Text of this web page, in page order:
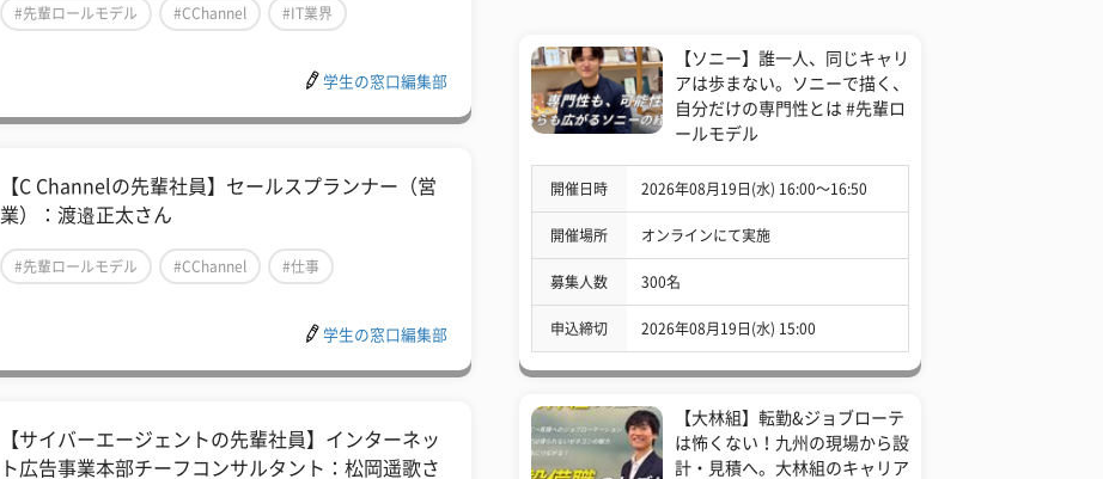
#先輩ロールモデル #CChannel #IT業界
学生の窓口編集部
【C Channelの先輩社員】セールスプランナー（営
業）：渡邉正太さん
#先輩ロールモデル #CChannel #仕事
学生の窓口編集部
【サイバーエージェントの先輩社員】インターネッ
ト広告事業本部チーフコンサルタント：松岡遥歌さ
【ソニー】誰一人、同じキャリ
アは歩まない。ソニーで描く、
自分だけの専門性とは #先輩ロ
ールモデル
開催日時 2026年08月19日(水) 16:00〜16:50
開催場所 オンラインにて実施
募集人数 300名
申込締切 2026年08月19日(水) 15:00
【大林組】転勤&ジョブローテ
は怖くない！九州の現場から設
計・見積へ。大林組のキャリア